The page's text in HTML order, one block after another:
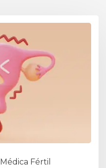
Médica Fértil